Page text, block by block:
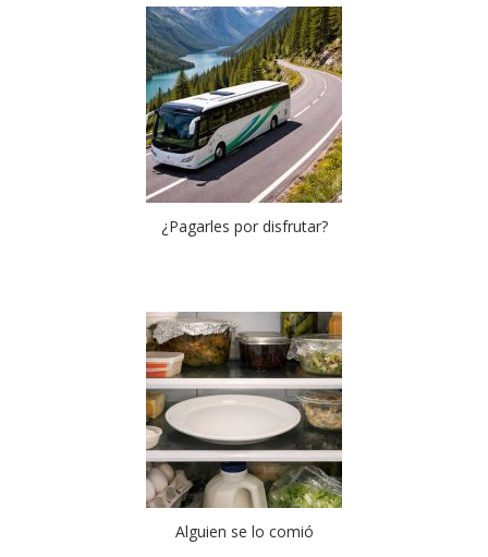
¿Pagarles por disfrutar?
Alguien se lo comió